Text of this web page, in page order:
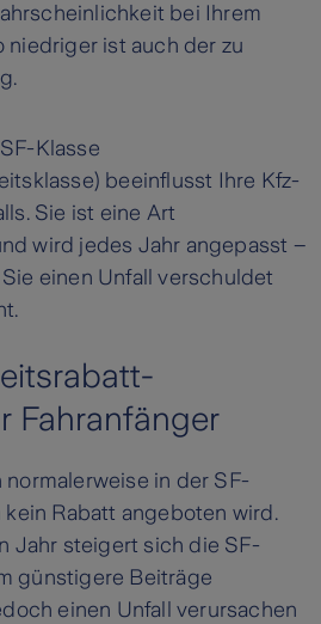
bei Ihrem
niedriger ist auch der zu
Klasse
beeinflusst Ihre Kfz-
Sie ist eine Art
wird jedes Jahr angepasst –
einen Unfall verschuldet
Fahranfänger
normalerweise in der SF-
kein Rabatt angeboten wird.
Jahr steigert sich die SF-
günstigere Beiträge
einen Unfall verursachen